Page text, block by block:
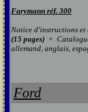
Farymann réf. 300
Notice d'instructions et
(15 pages) +
allemand, anglais,
Ford